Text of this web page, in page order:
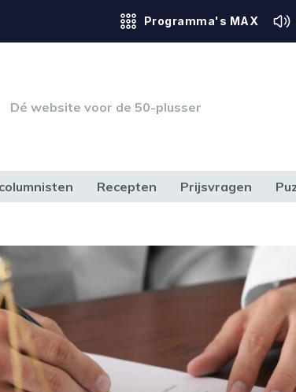
Programma's MAX
Dé website voor de 50-plusser
Recepten Prijsvragen